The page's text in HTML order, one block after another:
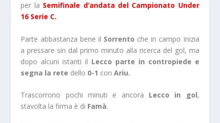
per la Semifinale d’andata del Campionato Under
16 Serie C.
Parte abbastanza bene il Sorrento che in campo inizia
a pressare sin dal primo minuto alla ricerca del gol, ma
dopo alcuni istanti il Lecco parte in contropiede e
segna la rete dello 0-1 conAriu.
Trascorrono pochi minuti e ancora Lecco in gol,
stavolta la firma è di Famà.